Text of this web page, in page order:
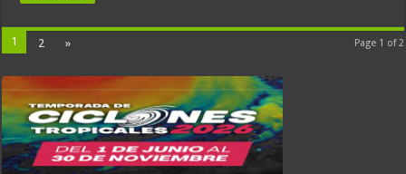
Page 1 of 2
1 2 »